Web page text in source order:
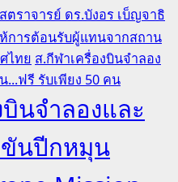
ตราจารย์ ดร.บังอร เบ็ญจาธิ
การต้อนรับผู้แทนจากสถาน
ไทย ส.กีฬาเครื่องบินจำลอง
ฟรี รับเพียง 50 คน
นจำลองและ
นปีกหมุน